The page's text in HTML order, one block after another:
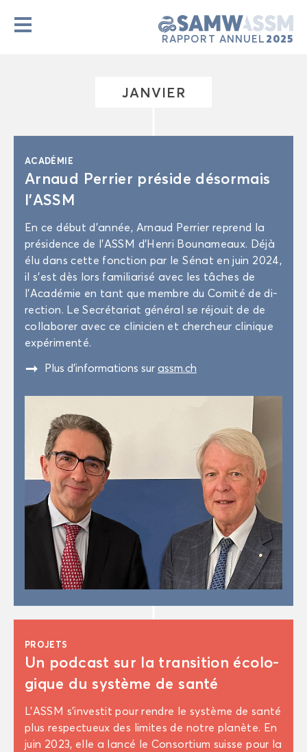
RAP­PORT AN­NUEL 2025
JAN­VIER
ACA­DÉ­MIE
Ar­naud Per­rier pré­side dé­sor­mais
l’ASSM
En ce début d’année, Ar­naud Per­rier re­prend la
pré­si­dence de l’ASSM d'Hen­ri Bou­na­meaux. Déjà
élu dans cette fonc­tion par le Sénat en juin 2024,
il s’est dès lors fa­mi­lia­ri­sé avec les tâches de
l'Aca­dé­mie en tant que membre du Co­mi­té de di­
rec­tion. Le Se­cré­ta­riat gé­né­ral se ré­jouit de de
col­la­bo­rer avec ce cli­ni­cien et cher­cheur cli­nique
ex­pé­ri­men­té.
" Plus d’in­for­ma­tions sur assm.ch
PRO­JETS
Un pod­cast sur la tran­si­tion éco­lo­
gique du sys­tème de santé
L’ASSM s’in­ves­tit pour rendre le sys­tème de santé
plus res­pec­tueux des li­mites de notre pla­nète. En
juin 2023, elle a lancé le Consor­tium suisse pour la